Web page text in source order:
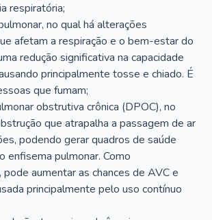
respiratória;
no qual há alterações
afetam a respiração e o bem-estar do
redução significativa na capacidade
principalmente tosse e chiado. É
que fumam;
obstrutiva crônica (DPOC), no
que atrapalha a passagem de ar
podendo gerar quadros de saúde
enfisema pulmonar. Como
pode aumentar as chances de AVC e
principalmente pelo uso contínuo